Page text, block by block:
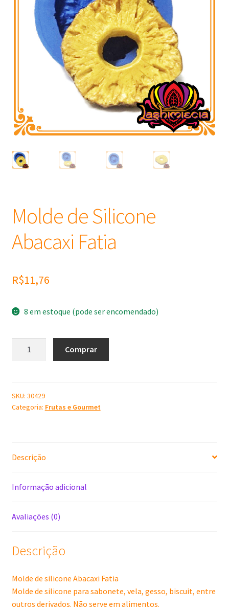
Frascos
Corante, Pigmento e Óxido
Manteiga
Óleos
Molde de Silicone
Abacaxi Fatia
R$11,76
8 em estoque (pode ser encomendado)
Fatia
quantidade
Comprar
SKU: 30429
Categoria: Frutas e Gourmet
Descrição
Informação adicional
Avaliações (0)
Descrição
Molde de silicone Abacaxi Fatia
Molde de silicone para sabonete, vela, gesso, biscuit, entre
outros derivados. Não serve em alimentos.